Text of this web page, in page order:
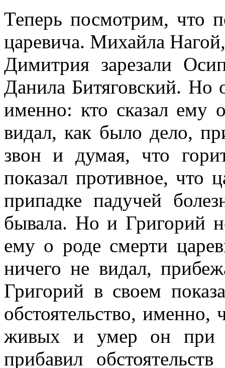
Теперь посмотрим, что
царевича. Михайла
Димитрия зарезали
Данила Битяговский. Но
именно: кто сказал ему
видал, как было дело,
звон и думая, что
показал противное, что
припадке падучей
бывала. Но и Григорий
ему о роде смерти
ничего не видал,
Григорий в своем
обстоятельство, именно,
живых и умер он при
прибавил